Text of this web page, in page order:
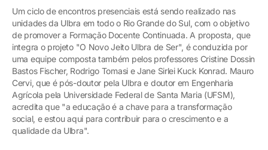
Um ciclo de encontros presenciais está sendo realizado nas
unidades da Ulbra em todo o Rio Grande do Sul, com o objetivo
de promover a Formação Docente Continuada. A proposta, que
integra o projeto "O Novo Jeito Ulbra de Ser", é conduzida por
uma equipe composta também pelos professores Cristine Dossin
Bastos Fischer, Rodrigo Tomasi e Jane Sirlei Kuck Konrad. Mauro
Cervi, que é pós-doutor pela Ulbra e doutor em Engenharia
Agrícola pela Universidade Federal de Santa Maria (UFSM),
acredita que "a educação é a chave para a transformação
social, e estou aqui para contribuir para o crescimento e a
qualidade da Ulbra".